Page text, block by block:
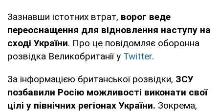
Зазнавши істотних втрат, ворог веде
переоснащення для відновлення наступу на
сході України. Про це повідомляє оборонна
розвідка Великобританії у Twitter.
За інформацією британської розвідки, ЗСУ
позбавили Росію можливості виконати свої
цілі у північних регіонах України. Зокрема,